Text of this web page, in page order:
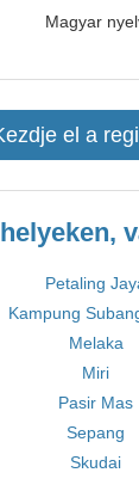
Magyar
el a
Petaling
Kampung
Melaka
Miri
Pasir Mas
Sepang
Skudai